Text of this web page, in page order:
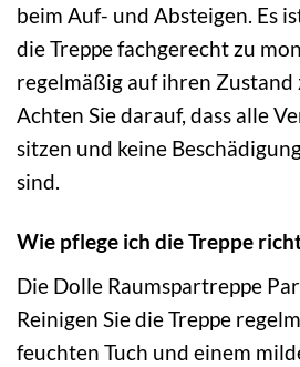
beim Auf- und Absteigen. Es
die Treppe fachgerecht zu
regelmäßig auf ihren Zustand
Achten Sie darauf, dass alle
sitzen und keine
sind.
Wie pflege ich die Treppe
Die Dolle Raumspartreppe
Reinigen Sie die Treppe
feuchten Tuch und einem